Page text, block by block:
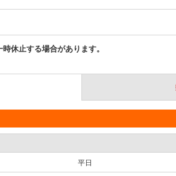
休止する場合があります。
平日